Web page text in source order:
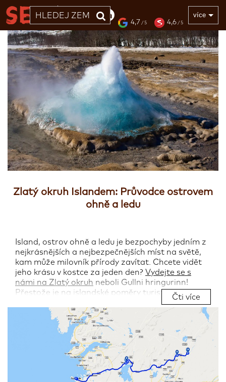
33 LET více
4,7 / 5 4,6 / 5
Zlatý okruh Islandem: Průvodce ostrovem
ohně a ledu
Island, ostrov ohně a ledu je bezpochyby jedním z
nejkrásnějších a nejbezpečnějších míst na světě,
kam může milovník přírody zavítat. Chcete vidět
jeho krásu v kostce za jeden den? Vydejte se s
námi na Zlatý okruh neboli Gullni hringurinn!
Přestože je na islandské poměry turistický, určitě
byste jej neměli vynechat. Nechcete snad vidět
místo, kde před zhruba 1100 lety poprvé
„úřadoval“ islandský Alþingi, pravděpodobně
nejstarší parlament světa? Nebo byste snad chtěli
přijít o smočení svého obličeje v kapkách
světoznámého gejzíru Strokkur? Pro ty, co
preferují „hidden gems“ pak Golden Circle nabízí
například potápění v trhlině Davíðsgjá či
Čti více